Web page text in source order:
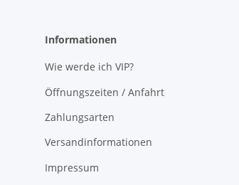
Informationen
Wie werde ich VIP?
Öffnungszeiten / Anfahrt
Zahlungsarten
Versandinformationen
Impressum